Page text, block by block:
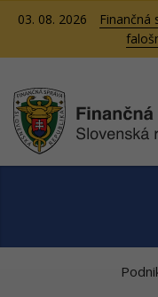
03. 08. 2026
Finančná